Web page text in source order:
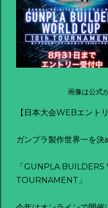
画像は公式
【日本大会WEBエント
ガンプラ製作世界一を決
「GUNPLA
TOURNAMENT」